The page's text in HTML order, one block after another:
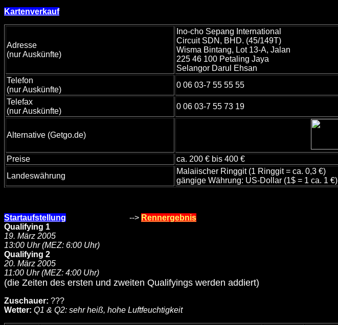
Kartenverkauf
Adresse
(nur Auskünfte)
Ino-cho Sepang International
Circuit SDN, BHD. (45/149T)
Wisma Bintang, Lot 13-A, Jalan
225 46 100 Petaling Jaya
Selangor Darul Ehsan
Telefon
(nur Auskünfte)
0 06 03-7 55 55 55
Telefax
(nur Auskünfte)
0 06 03-7 55 73 19
Alternative (Getgo.de)
Preise
ca. 200 € bis 400 €
Landeswährung
Malaiischer Ringgit (1 Ringgit = ca. 0,3 €)
gängige Währung: US-Dollar (1$ = 1 ca. 1 €)
Startaufstellung --> Rennergebnis
Qualifying 1
19. März 2005
13:00 Uhr (MEZ: 6:00 Uhr)
Qualifying 2
20. März 2005
11:00 Uhr (MEZ: 4:00 Uhr)
(die Zeiten des ersten und zweiten Qualifyings werden addiert)
Zuschauer: ???
Wetter: Q1 & Q2: sehr heiß, hohe Luftfeuchtigkeit